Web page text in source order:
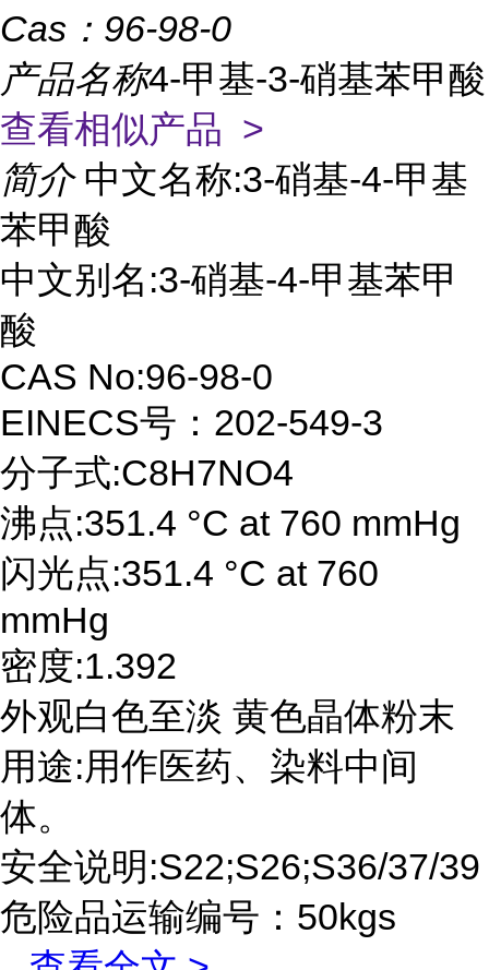
Cas： 96-98-0
产品名称4-甲基-3-硝基苯甲酸
查看相似产品 >
简介 中文名称:3-硝基-4-甲基
苯甲酸
中文别名:3-硝基-4-甲基苯甲
酸
CAS No:96-98-0
EINECS号：202-549-3
分子式:C8H7NO4
沸点:351.4 °C at 760 mmHg
闪光点:351.4 °C at 760
mmHg
密度:1.392
外观白色至淡 黄色晶体粉末
用途:用作医药、染料中间
体。
安全说明:S22;S26;S36/37/39
危险品运输编号：50kgs